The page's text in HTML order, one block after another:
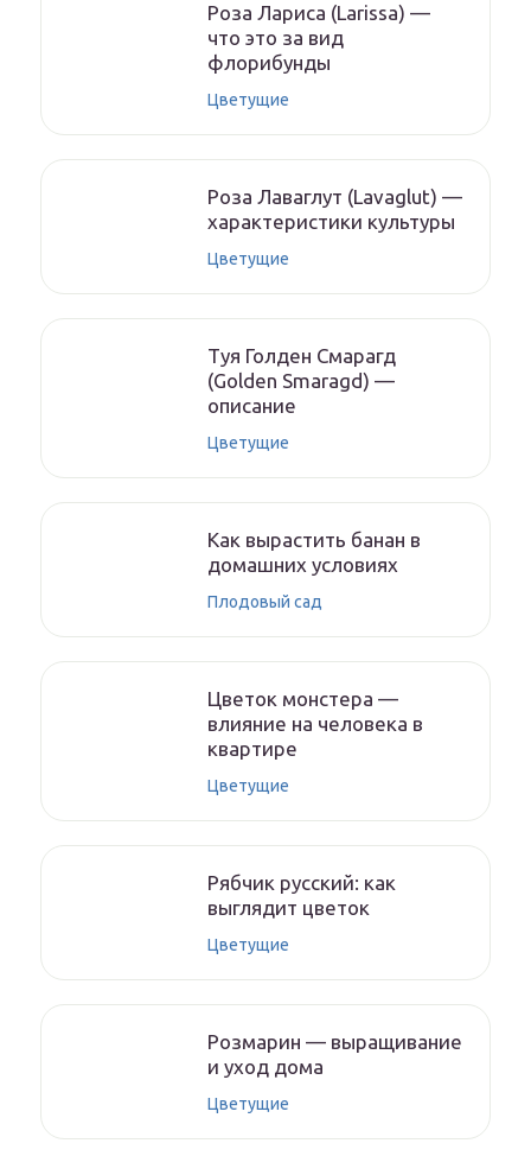
Роза Лариса (Larissa) —
что это за вид
флорибунды
Цветущие
Роза Лаваглут (Lavaglut) —
характеристики культуры
Цветущие
Туя Голден Смарагд
(Golden Smaragd) —
описание
Цветущие
Как вырастить банан в
домашних условиях
Плодовый сад
Цветок монстера —
влияние на человека в
квартире
Цветущие
Рябчик русский: как
выглядит цветок
Цветущие
Розмарин — выращивание
и уход дома
Цветущие